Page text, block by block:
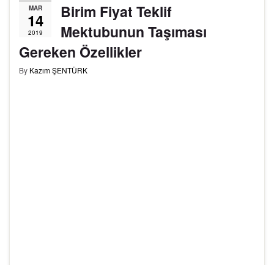
MAR
14
2019
Birim Fiyat Teklif
Mektubunun Taşıması
Gereken Özellikler
By Kazım ŞENTÜRK